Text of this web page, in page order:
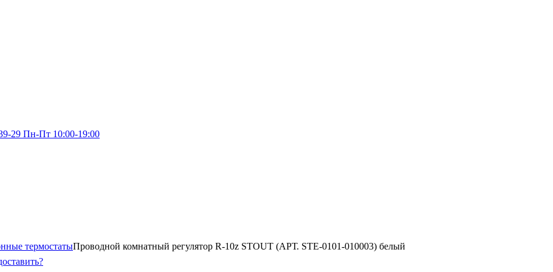
29 Пн-Пт 10:00-19:00
термостатыПроводной комнатный регулятор R-10z STOUT (АРТ. STE-0101-010003) белый